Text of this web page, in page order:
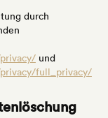
durch
und
full_privacy/